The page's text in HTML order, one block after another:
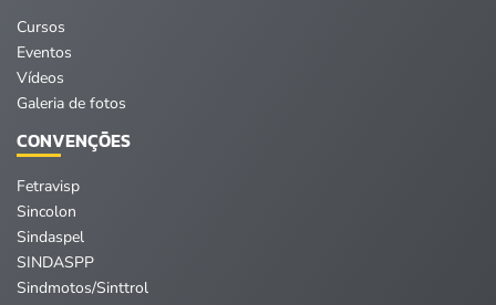
Cursos
Eventos
Vídeos
Galeria de fotos
CONVENÇÕES
Fetravisp
Sincolon
Sindaspel
SINDASPP
Sindmotos/Sinttrol